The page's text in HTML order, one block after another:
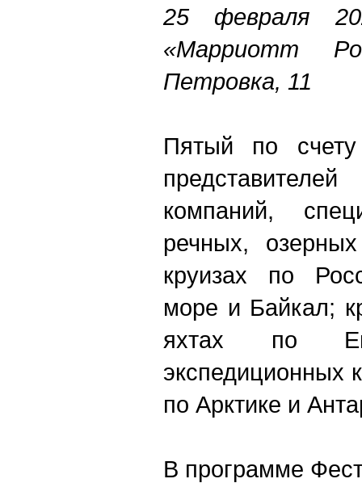
25 февраля
«Марриотт
Петровка, 11
Пятый по
компаний,
речных,
круизах по
море и Байкал;
яхтах по
экспедиционных
по Арктике и
В программе